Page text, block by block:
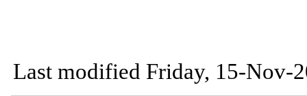
Last modified Friday, 15-Nov-